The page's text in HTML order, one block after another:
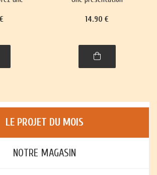
règles.
€
règles et histoire, de plus
cartes, jeux de plateau,
jeux d'enfants et jeux
14.90 €
LE PROJET DU MOIS
NOTRE MAGASIN